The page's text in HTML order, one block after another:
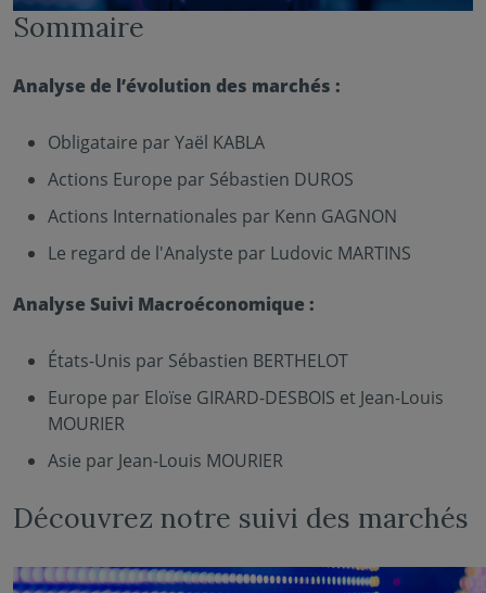
Sommaire
Analyse de l’évolution des marchés :
Obligataire par Yaël KABLA
Actions Europe par Sébastien DUROS
Actions Internationales par Kenn GAGNON
Le regard de l'Analyste par Ludovic MARTINS
Analyse Suivi Macroéconomique :
États-Unis par Sébastien BERTHELOT
Europe par Eloïse GIRARD-DESBOIS et Jean-Louis
MOURIER
Asie par Jean-Louis MOURIER
Découvrez notre suivi des marchés